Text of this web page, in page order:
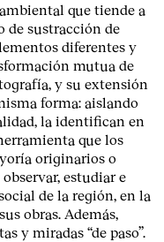
que tiende a
de sustracción de
diferentes y
mutua de
y su extensión
forma: aislando
la identifican en
que los
originarios o
estudiar e
de la región, en la
obras. Además,
y miradas “de paso”.